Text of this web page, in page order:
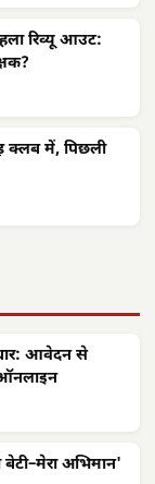
रिव्यू आउट:
क्लब में, पिछली
आवेदन से
अभिमान'